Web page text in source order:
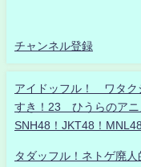
チャンネル登録
アイドッフル！ ワタク
すき！23 ひうらのアニ
SNH48！JKT48！
タダッフル！ネトゲ廃